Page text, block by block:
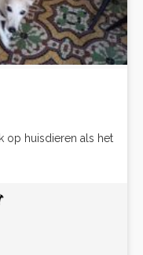
op huisdieren als het